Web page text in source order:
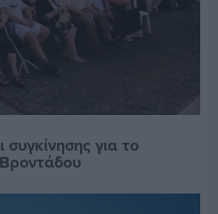
συγκίνησης για το